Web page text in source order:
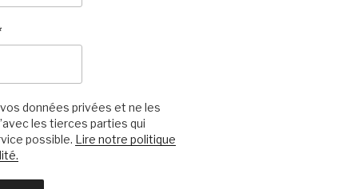
données privées et ne les
les tierces parties qui
possible. Lire notre politique